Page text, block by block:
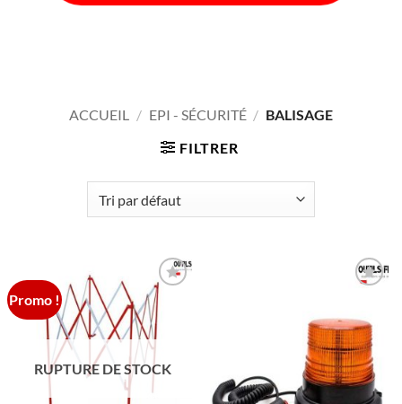
ACCUEIL / EPI - SÉCURITÉ / BALISAGE
FILTRER
Promo !
Ajouter
à la liste
d’envies
RUPTURE DE STOCK
d’envies